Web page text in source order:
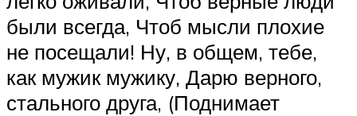
были всегда, Чтоб мысли плохие
не посещали! Ну, в общем, тебе,
как мужик мужику, Дарю верного,
стального друга, (Поднимает